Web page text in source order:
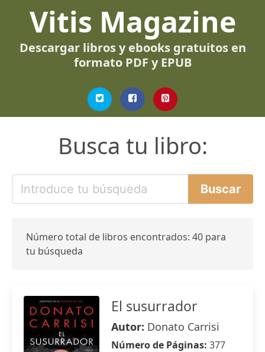
Vitis Magazine
Descargar libros y ebooks gratuitos en
formato PDF y EPUB
Busca tu libro:
Número total de libros encontrados: 40 para
tu búsqueda
El susurrador
Autor: Donato Carrisi
Número de Páginas: 377